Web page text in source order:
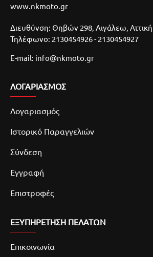
www.nkmoto.gr
Διευθύνση: Θηβών 298, Αιγάλεω, Αττική
Τηλέφωνο: 2130454926 - 2130454927
E-mail: info@nkmoto.gr
ΛΟΓΑΡΙΑΣΜΌΣ
Λογαριασμός
Ιστορικό Παραγγελιών
Σύνδεση
Εγγραφή
Επιστροφές
ΕΞΥΠΗΡΕΤΗΣΗ ΠΕΛΑΤΩΝ
Επικοινωνία